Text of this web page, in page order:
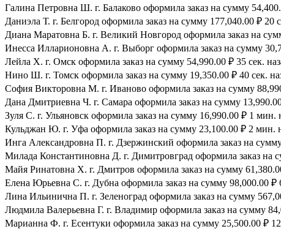
Галина Петровна Ш. г. Балаково оформила заказ на сумму
Даниэла Т. г. Белгород оформила заказ на сумму 177,040.00 ₽ 20
Диана Маратовна Б. г. Великий Новгород оформила заказ на
Инесса Илларионовна А. г. Выборг оформила заказ на сумму
Лейла Х. г. Омск оформила заказ на сумму 54,990.00 ₽ 35 сек.
Нино Ш. г. Томск оформила заказ на сумму 19,350.00 ₽ 40 сек.
София Викторовна М. г. Иваново оформила заказ на сумму
Дана Дмитриевна Ч. г. Самара оформила заказ на сумму
Зуля С. г. Ульяновск оформила заказ на сумму 16,990.00 ₽ 1 мин.
Кульджан Ю. г. Уфа оформила заказ на сумму 23,100.00 ₽ 2 мин.
Инга Александровна П. г. Дзержинский оформила заказ на
Милада Константиновна Д. г. Димитровград оформила заказ на
Майя Ринатовна Х. г. Дмитров оформила заказ на сумму
Елена Юрьевна С. г. Дубна оформила заказ на сумму 98,000.00 ₽
Лина Ильинична П. г. Зеленоград оформила заказ на сумму
Людмила Валерьевна Г. г. Владимир оформила заказ на сумму
Марианна Ф. г. Есентуки оформила заказ на сумму 25,500.00 ₽